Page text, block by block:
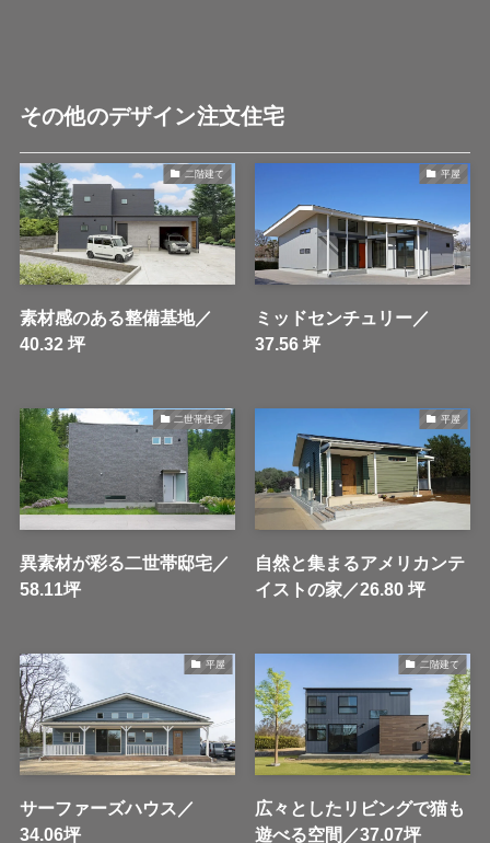
その他のデザイン注文住宅
二階建て
素材感のある整備基地／
40.32 坪
平屋
ミッドセンチュリー／
37.56 坪
二世帯住宅
異素材が彩る二世帯邸宅／
58.11坪
平屋
自然と集まるアメリカンテ
イストの家／26.80 坪
平屋
サーファーズハウス／
34.06坪
二階建て
広々としたリビングで猫も
遊べる空間／37.07坪